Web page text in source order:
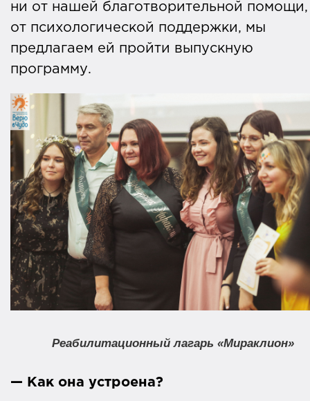
ни от нашей благотворительной
от психологической поддержки, мы
предлагаем ей пройти выпускную
программу.
Реабилитационный лагарь «Мираклион»
— Как она устроена?